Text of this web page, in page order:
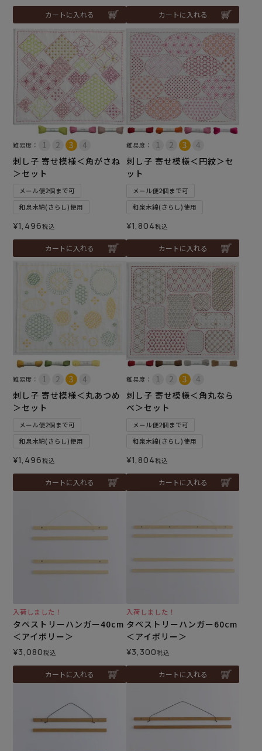
カートに入れる カートに入れる
難易度：
刺し子 寄せ模様＜角がさね
＞セット
メール便2個まで可
和泉木綿(さらし)使用
¥1,496税込
カートに入れる
難易度：
刺し子 寄せ模様＜円紋＞セ
ット
メール便2個まで可
和泉木綿(さらし)使用
¥1,804税込
カートに入れる
難易度：
刺し子 寄せ模様＜丸あつめ
＞セット
メール便2個まで可
和泉木綿(さらし)使用
¥1,496税込
カートに入れる
難易度：
刺し子 寄せ模様＜角丸なら
べ＞セット
メール便2個まで可
和泉木綿(さらし)使用
¥1,804税込
カートに入れる
入荷しました！
タペストリーハンガー40cm
＜アイボリー＞
¥3,080税込
カートに入れる
入荷しました！
タペストリーハンガー60cm
＜アイボリー＞
¥3,300税込
カートに入れる